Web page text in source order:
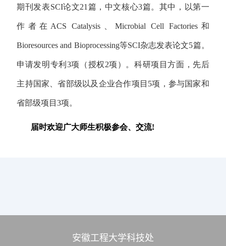
期刊发表SCI论文21篇，中文核心3篇。其中，以第一
作者在ACS Catalysis、Microbial Cell Factories和
Bioresources and Bioprocessing等SCI杂志发表论文5篇。
申请发明专利3项（授权2项）。科研项目方面，先后
主持国家、省部级以及企业合作项目5项，参与国家和
省部级项目3项。
届时欢迎广大师生积极参会、交流!
安徽工程大学科技处